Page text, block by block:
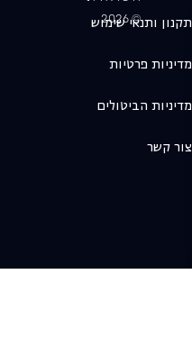
© 2026
תקנון ותנאי שימוש
מדיניות פרטיות
מדיניות הביטולים
צור קשר